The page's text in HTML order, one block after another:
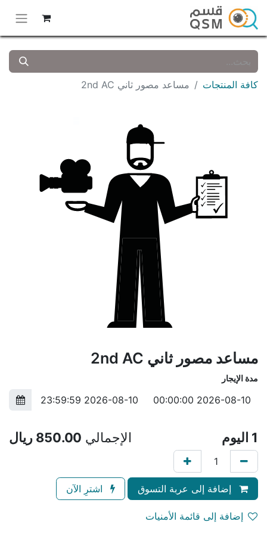
كافة المنتجات مساعد مصور ثاني 2nd AC
مساعد مصور ثاني 2nd AC
مدة الإيجار
1 اليوم الإجمالي 850.00 ريال
إضافة إلى عربة التسوق اشترِ الآن
إضافة إلى قائمة الأمنيات